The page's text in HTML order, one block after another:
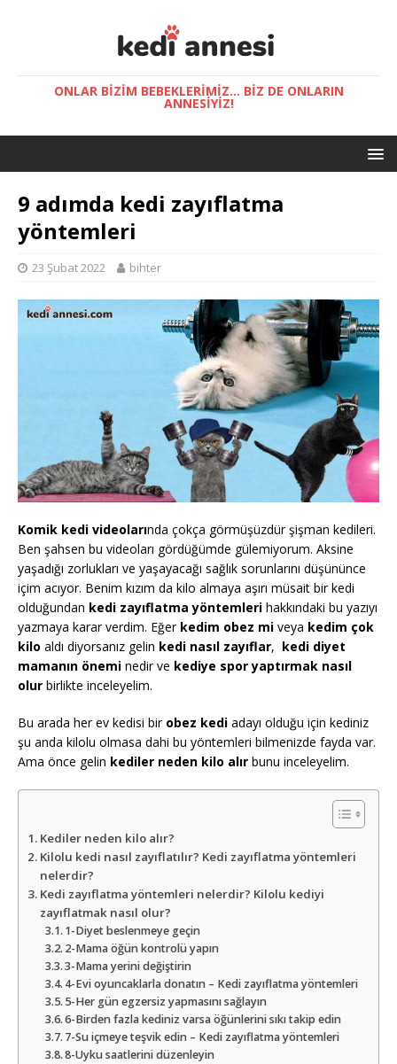
ONLAR BIZIM BEBEKLERIMIZ... BIZ DE ONLARIN
ANNESIYIZ!
9 adımda kedi zayıflatma
yöntemleri
23 Şubat 2022 bihter
Komik kedi videolarında çokça görmüşüzdür şişman kedileri.
Ben şahsen bu videoları gördüğümde gülemiyorum. Aksine
yaşadığı zorlukları ve yaşayacağı sağlık sorunlarını düşününce
içim acıyor. Benim kızım da kilo almaya aşırı müsait bir kedi
olduğundan kedi zayıflatma yöntemleri hakkındaki bu yazıyı
yazmaya karar verdim. Eğer kedim obez mi veya kedim çok
kilo aldı diyorsanız gelin kedi nasıl zayıflar, kedi diyet
mamanın önemi nedir ve kediye spor yaptırmak nasıl
olur birlikte inceleyelim.
Bu arada her ev kedisi bir obez kedi adayı olduğu için kediniz
şu anda kilolu olmasa dahi bu yöntemleri bilmenizde fayda var.
Ama önce gelin kediler neden kilo alır bunu inceleyelim.
Kediler neden kilo alır?
Kilolu kedi nasıl zayıflatılır? Kedi zayıflatma yöntemleri
nelerdir?
Kedi zayıflatma yöntemleri nelerdir? Kilolu kediyi
zayıflatmak nasıl olur?
1-Diyet beslenmeye geçin
2-Mama öğün kontrolü yapın
3-Mama yerini değiştirin
4-Evi oyuncaklarla donatın – Kedi zayıflatma yöntemleri
5-Her gün egzersiz yapmasını sağlayın
6-Birden fazla kediniz varsa öğünlerini sıkı takip edin
7-Su içmeye teşvik edin – Kedi zayıflatma yöntemleri
8-Uyku saatlerini düzenleyin